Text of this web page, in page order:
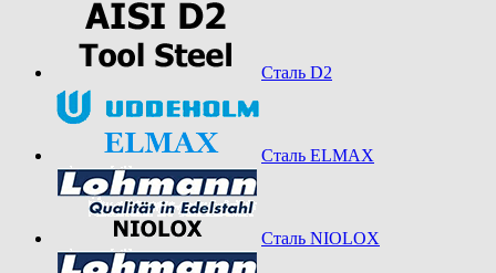
Сталь D2
Сталь ELMAX
Сталь NIOLOX